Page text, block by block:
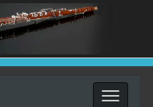
Toggle